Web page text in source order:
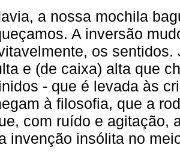
a nossa mochila
A inversão
os
e (de caixa) alta que
- que é levada às
à filosofia, que a
com ruído e agitação,
invenção insólita no